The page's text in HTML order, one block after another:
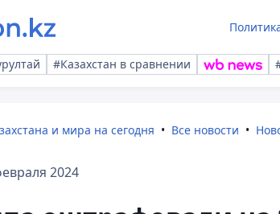
#Казахстан в сравнении
и мира на сегодня Все новости
2024